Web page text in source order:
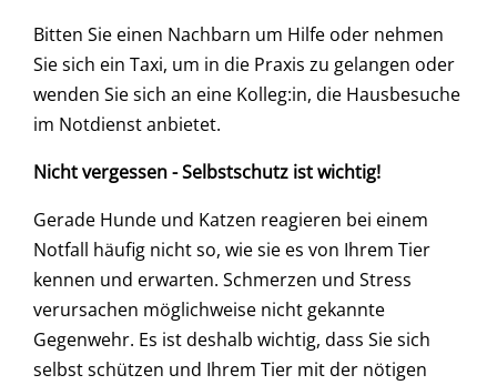
Bitten Sie einen Nachbarn um Hilfe oder nehmen
Sie sich ein Taxi, um in die Praxis zu gelangen oder
wenden Sie sich an eine Kolleg:in, die Hausbesuche
im Notdienst anbietet.
Nicht vergessen - Selbstschutz ist wichtig!
Gerade Hunde und Katzen reagieren bei einem
Notfall häufig nicht so, wie sie es von Ihrem Tier
kennen und erwarten. Schmerzen und Stress
verursachen möglichweise nicht gekannte
Gegenwehr. Es ist deshalb wichtig, dass Sie sich
selbst schützen und Ihrem Tier mit der nötigen